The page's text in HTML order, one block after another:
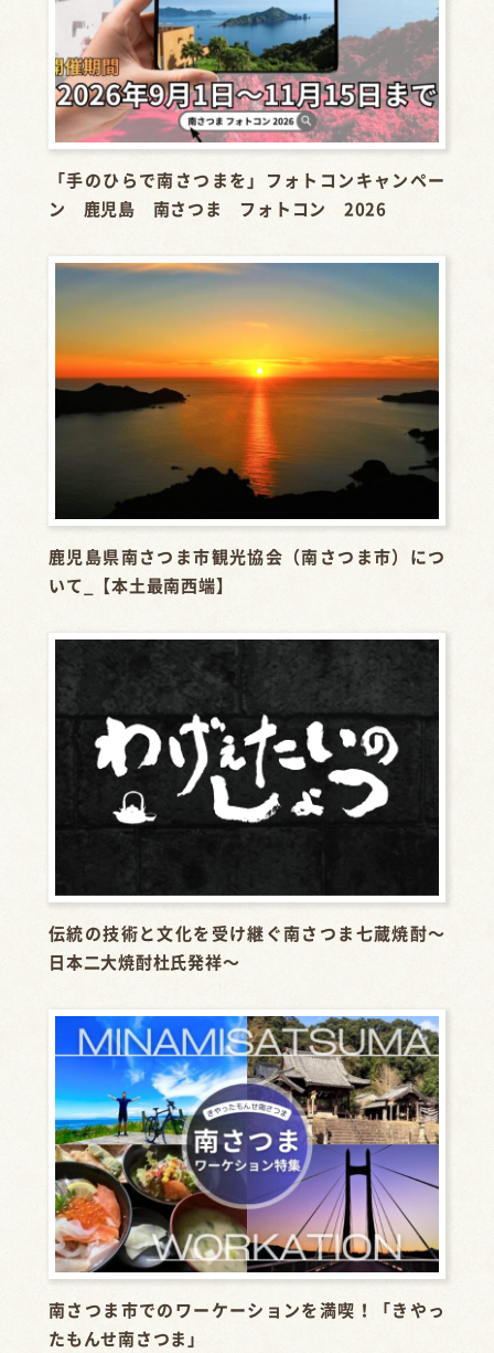
「手のひらで南さつまを」フォトコンキャンペー
ン 鹿児島 南さつま フォトコン 2026
鹿児島県南さつま市観光協会（南さつま市）につ
いて_【本土最南西端】
伝統の技術と文化を受け継ぐ南さつま七蔵焼酎～
日本二大焼酎杜氏発祥～
南さつま市でのワーケーションを満喫！「きやっ
たもんせ南さつま」